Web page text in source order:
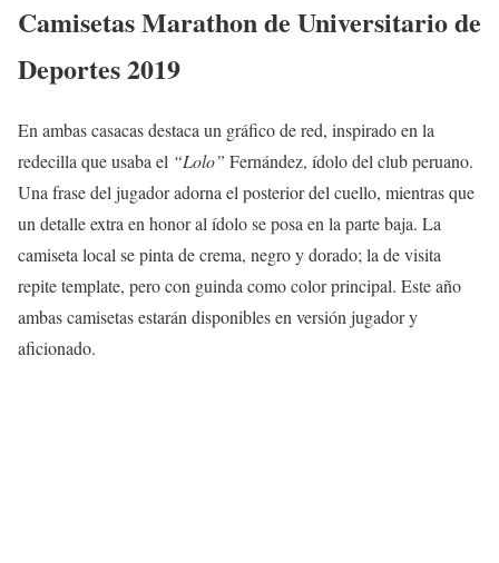
Camisetas Marathon de Universitario de
Deportes 2019
En ambas casacas destaca un gráfico de red, inspirado en la
redecilla que usaba el “Lolo” Fernández, ídolo del club peruano.
Una frase del jugador adorna el posterior del cuello, mientras que
un detalle extra en honor al ídolo se posa en la parte baja. La
camiseta local se pinta de crema, negro y dorado; la de visita
repite template, pero con guinda como color principal. Este año
ambas camisetas estarán disponibles en versión jugador y
aficionado.